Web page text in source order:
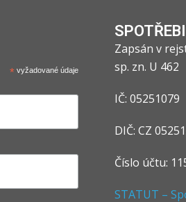
*vyžadované údaje
Zapsán v
sp. zn. U 462
IČ: 05251079
DIČ: CZ
Číslo účtu:
STATUT –